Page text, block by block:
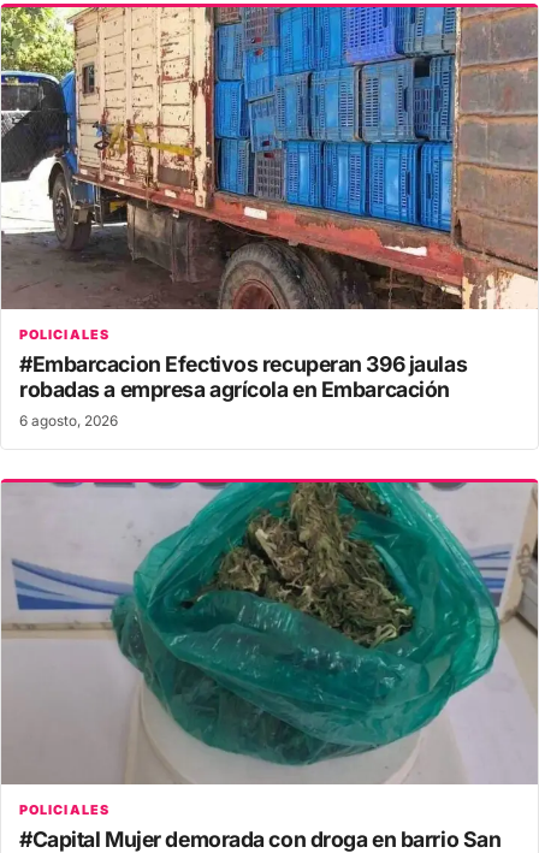
POLICIALES
#Embarcacion Efectivos recuperan 396 jaulas
robadas a empresa agrícola en Embarcación
6 agosto, 2026
POLICIALES
#Capital Mujer demorada con droga en barrio San